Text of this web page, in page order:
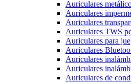
Auriculares
Auriculares
Auriculares
Auriculares TWS
Auriculares para
Auriculares
Auriculares
Auriculares
Auriculares de